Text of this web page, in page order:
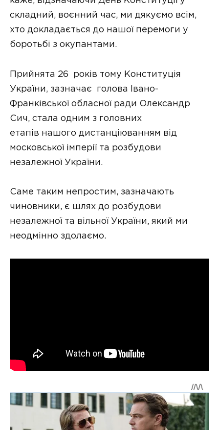
складний, воєнний час, ми дякуємо всім,
хто докладається до нашої перемоги у
боротьбі з окупантами.
Прийнята 26 років тому Конституція
України, зазначає голова Івано-
Франківської обласної ради Олександр
Сич, стала одним з головних
етапів нашого дистанціюванням від
московської імперії та розбудови
незалежної України.
Саме таким непростим, зазначають
чиновники, є шлях до розбудови
незалежної та вільної України, який ми
неодмінно здолаємо.